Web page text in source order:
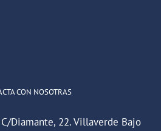
CON NOSOTRAS
C/Diamante, 22. Villaverde Bajo